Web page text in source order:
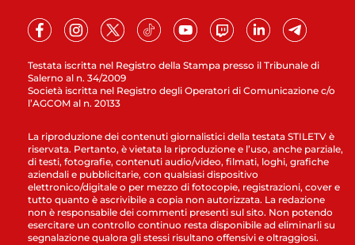
Testata iscritta nel Registro della Stampa presso il Tribunale di
Salerno al n. 34/2009
Società iscritta nel Registro degli Operatori di Comunicazione c/o
l’AGCOM al n. 20133
La riproduzione dei contenuti giornalistici della testata STILETV è
riservata. Pertanto, è vietata la riproduzione e l’uso, anche parziale,
di testi, fotografie, contenuti audio/video, filmati, loghi, grafiche
aziendali e pubblicitarie, con qualsiasi dispositivo
elettronico/digitale o per mezzo di fotocopie, registrazioni, cover e
tutto quanto è ascrivibile a copia non autorizzata. La redazione
non è responsabile dei commenti presenti sul sito. Non potendo
esercitare un controllo continuo resta disponibile ad eliminarli su
segnalazione qualora gli stessi risultano offensivi e oltraggiosi.